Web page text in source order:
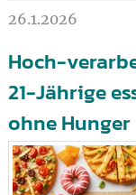
26.1.2026
Hoch-
21-Jährige
ohne Hunger